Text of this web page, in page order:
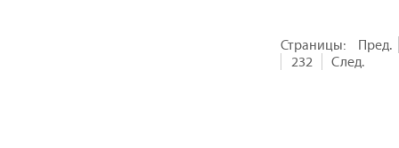
Страницы:
Пред.
232
След.